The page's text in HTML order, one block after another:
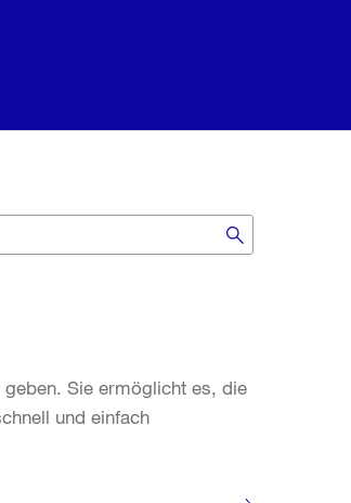
Sie ermöglicht es, die
und einfach